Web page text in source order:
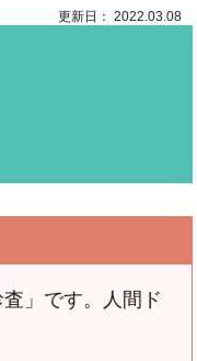
更新日： 2022.03.08
」です。人間ド